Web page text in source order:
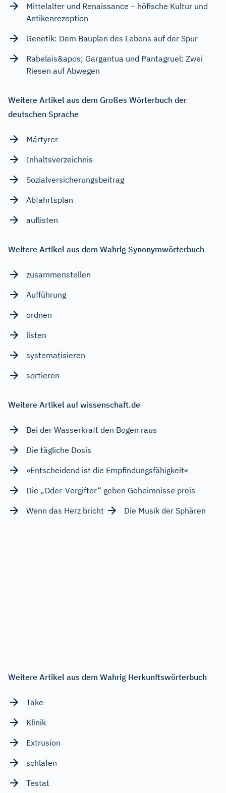
Mittelalter und Renaissance – höfische Kultur und
Antikenrezeption
Genetik: Dem Bauplan des Lebens auf der Spur
Rabelais&apos; Gargantua und Pantagruel: Zwei
Riesen auf Abwegen
Weitere Artikel aus dem Großes Wörterbuch der
deutschen Sprache
Märtyrer
Inhaltsverzeichnis
Sozialversicherungsbeitrag
Abfahrtsplan
auflisten
Weitere Artikel aus dem Wahrig Synonymwörterbuch
zusammenstellen
Aufführung
ordnen
listen
systematisieren
sortieren
Weitere Artikel auf wissenschaft.de
Bei der Wasserkraft den Bogen raus
Die tägliche Dosis
»Entscheidend ist die Empfindungsfähigkeit«
Die „Oder-Vergifter“ geben Geheimnisse preis
Wenn das Herz bricht
Die Musik der Sphären
Weitere Artikel aus dem Wahrig Herkunftswörterbuch
Take
Klinik
Extrusion
schlafen
Testat